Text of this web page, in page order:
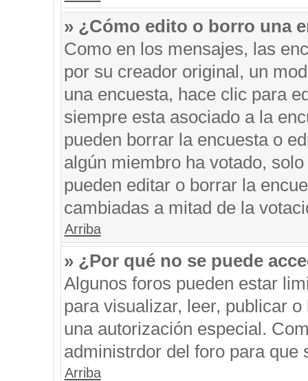
» ¿Cómo edito o borro una
Como en los mensajes, las
por su creador original, un
una encuesta, hace clic para
siempre esta asociado a la
pueden borrar la encuesta o
algún miembro ha votado,
pueden editar o borrar la
cambiadas a mitad de la
Arriba
» ¿Por qué no se puede
Algunos foros pueden estar
para visualizar, leer, publicar
una autorización especial.
administrdor del foro para que
Arriba